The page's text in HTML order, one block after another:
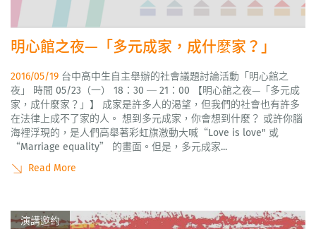
明心館之夜—「多元成家，成什麼家？」
2016/05/19 台中高中生自主舉辦的社會議題討論活動「明心館之
夜」 時間 05/23（一） 18：30 ─ 21：00 【明心館之夜—「多元成
家，成什麼家？」】 成家是許多人的渴望，但我們的社會也有許多
在法律上成不了家的人。 想到多元成家，你會想到什麼？ 或許你腦
海裡浮現的，是人們高舉著彩虹旗激動大喊“Love is love" 或
“Marriage equality” 的畫面。但是，多元成家...
Read More
演講邀約